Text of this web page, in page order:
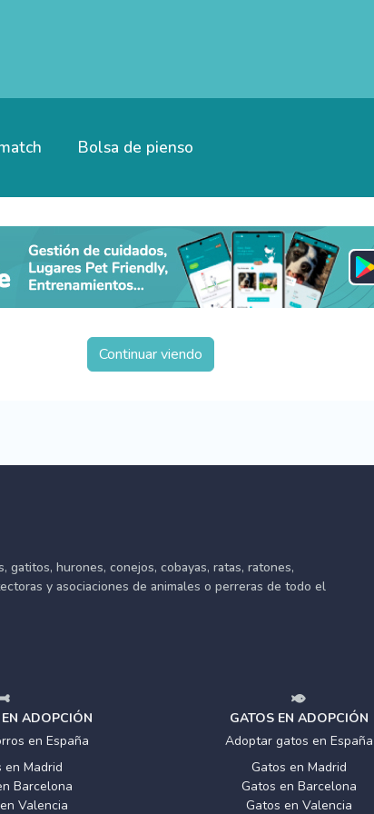
Bolsa de pienso
Continuar viendo
hurones, conejos, cobayas, ratas, ratones,
y asociaciones de animales o perreras de todo el
ADOPCIÓN
en España
en Madrid
Barcelona
Valencia
GATOS EN ADOPCIÓN
Adoptar gatos en España
Gatos en Madrid
Gatos en Barcelona
Gatos en Valencia